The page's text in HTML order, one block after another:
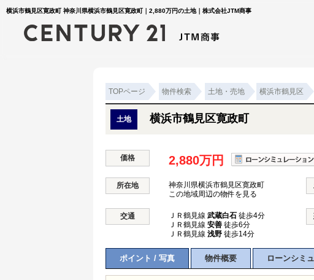
横浜市鶴見区寛政町 神奈川県横浜市鶴見区寛政町｜2,880万円の土地｜株式会社JTM商事
TOPページ 物件検索 土地・売地 横浜市鶴見区
土地 横浜市鶴見区寛政町
価格 2,880万円
所在地
神奈川県横浜市鶴見区寛政町
この地域周辺の物件を見る
交通 ＪＲ鶴見線 武蔵白石 徒歩4分
ＪＲ鶴見線 安善 徒歩6分
ＪＲ鶴見線 浅野 徒歩14分
ポイント / 写真 物件概要 ローンシミ